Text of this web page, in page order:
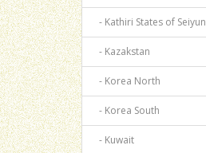
- Kathiri States of Seiyun
- Kazakstan
- Korea North
- Korea South
- Kuwait